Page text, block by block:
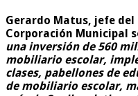
Gerardo Matus, jefe del
Corporación Municipal
una inversión de 560
mobiliario escolar,
clases, pabellones de
de mobiliario escolar,